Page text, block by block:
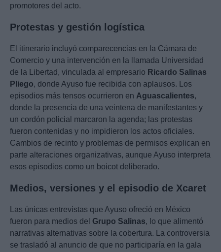
promotores del acto.
Protestas y gestión logística
El itinerario incluyó comparecencias en la Cámara de
Comercio y una intervención en la llamada Universidad
de la Libertad, vinculada al empresario Ricardo Salinas
Pliego, donde Ayuso fue recibida con aplausos. Los
episodios más tensos ocurrieron en Aguascalientes,
donde la presencia de una veintena de manifestantes y
un cordón policial marcaron la agenda; las protestas
fueron contenidas y no impidieron los actos oficiales.
Cambios de recinto y problemas de permisos explican en
parte alteraciones organizativas, aunque Ayuso interpreta
esos episodios como un boicot deliberado.
Medios, versiones y el episodio de Xcaret
Las únicas entrevistas que Ayuso ofreció en México
fueron para medios del Grupo Salinas, lo que alimentó
narrativas alternativas sobre la cobertura. La controversia
se trasladó al anuncio de que no participaría en la gala